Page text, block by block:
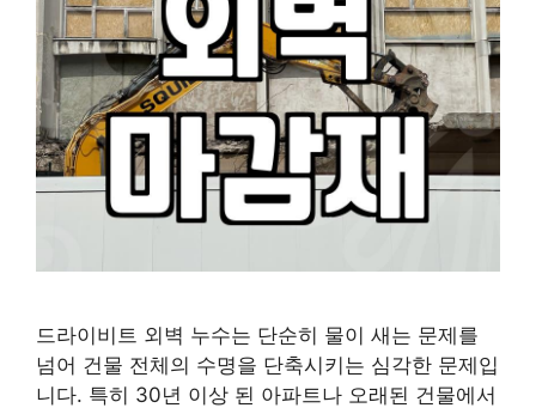
드라이비트 외벽 누수는 단순히 물이 새는 문제를
넘어 건물 전체의 수명을 단축시키는 심각한 문제입
니다. 특히 30년 이상 된 아파트나 오래된 건물에서